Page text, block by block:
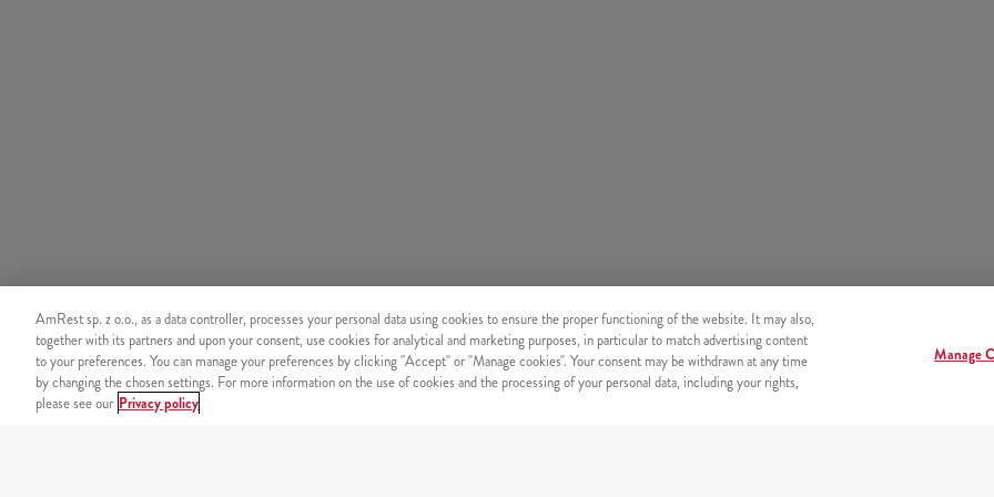
AmRest sp. z o.o., as a data controller, processes your personal data using cookies to ensure the proper functioning of the website. It may also,
together with its partners and upon your consent, use cookies for analytical and marketing purposes, in particular to match advertising content
to your preferences. You can manage your preferences by clicking "Accept" or "Manage cookies". Your consent may be withdrawn at any time
by changing the chosen settings. For more information on the use of cookies and the processing of your personal data, including your rights,
please see our Privacy policy
Manage